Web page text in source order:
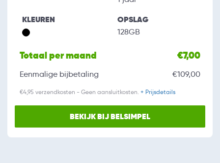
KLEUREN OPSLAG
128GB
Totaal per maand €7,00
Eenmalige bijbetaling €109,00
€4,95 verzendkosten - Geen aansluitkosten. + Prijsdetails
BEKIJK BIJ BELSIMPEL